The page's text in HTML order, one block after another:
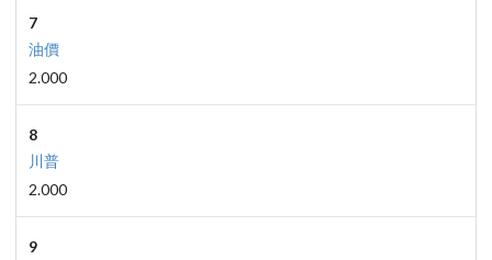
7
油價
2.000
8
川普
2.000
9